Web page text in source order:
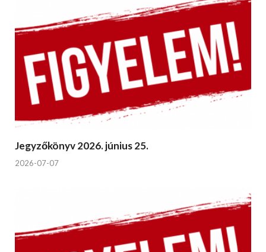
Jegyzőkönyv 2026. június 25.
2026-07-07